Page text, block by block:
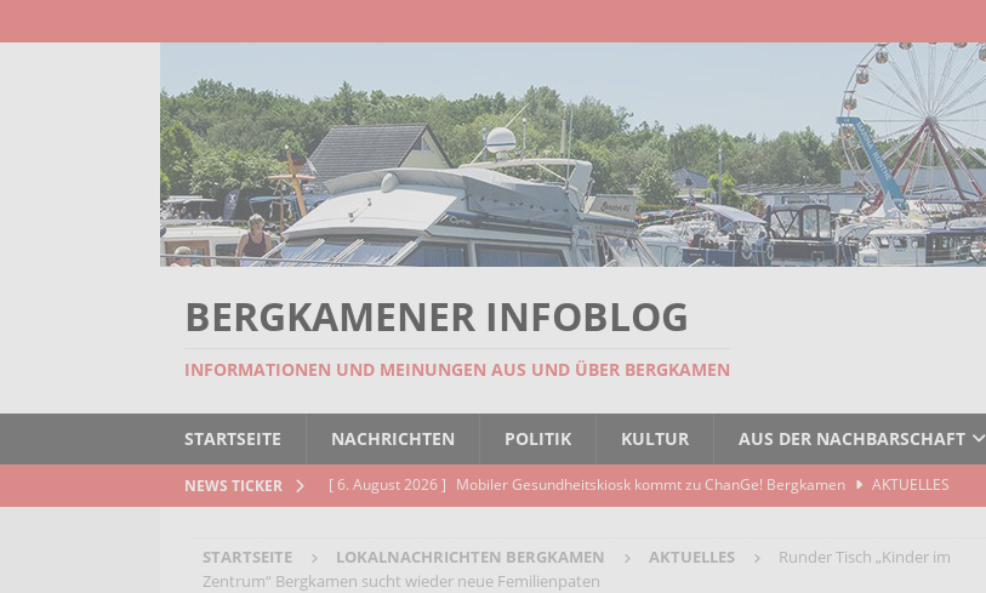
BERGKAMENER INFOBLOG
INFORMATIONEN UND MEINUNGEN AUS UND ÜBER BERGKAMEN
STARTSEITE NACHRICHTEN POLITIK KULTUR AUS DER NACHBARSCHAFT
NEWS TICKER [ 6. August 2026 ] Mobiler Gesundheitskiosk kommt zu ChanGe! Bergkamen
AKTUELLES
[ 6. August 2026 ] Wenn Worte Funken schlagen: Jochen Malmsheimer eröffnet die Kabarettsaison
STARTSEITE LOKALNACHRICHTEN BERGKAMEN AKTUELLES
Runder Tisch „Kinder im
Zentrum“ Bergkamen sucht wieder neue Femilienpaten